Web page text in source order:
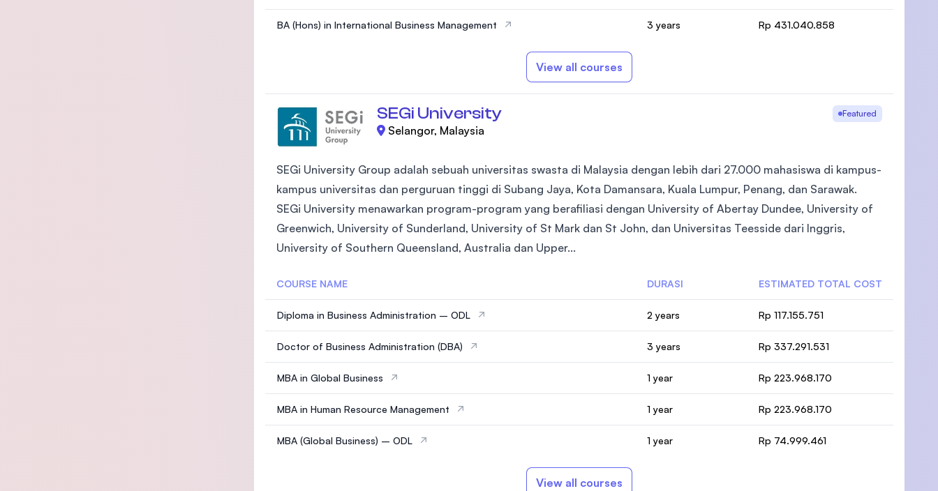
BA (Hons) in International Business Management 3 years Rp 431.040.858
View all courses
SEGi University Featured
Selangor, Malaysia
SEGi University Group adalah sebuah universitas swasta di Malaysia dengan lebih dari 27.000 mahasiswa di kampus-
kampus universitas dan perguruan tinggi di Subang Jaya, Kota Damansara, Kuala Lumpur, Penang, dan Sarawak.
SEGi University menawarkan program-program yang berafiliasi dengan University of Abertay Dundee, University of
Greenwich, University of Sunderland, University of St Mark dan St John, dan Universitas Teesside dari Inggris,
University of Southern Queensland, Australia dan Upper...
COURSE NAME DURASI ESTIMATED TOTAL COST
Diploma in Business Administration – ODL 2 years Rp 117.155.751
Doctor of Business Administration (DBA) 3 years Rp 337.291.531
MBA in Global Business 1 year Rp 223.968.170
MBA in Human Resource Management 1 year Rp 223.968.170
MBA (Global Business) – ODL 1 year Rp 74.999.461
View all courses